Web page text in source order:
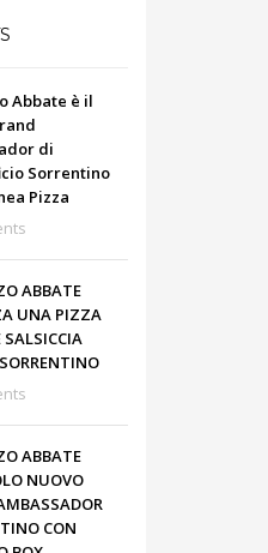
Abbate è il
di
Sorrentino
Pizza
ABBATE
UNA PIZZA
SALSICCIA
ABBATE
NUOVO
CON